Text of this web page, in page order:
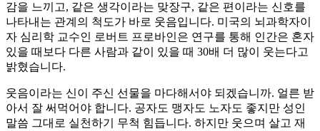
감을 느끼고, 같은 생각이라는 맞장구, 같은 편이라는 신호를
나타내는 관계의 척도가 바로 웃음입니다. 미국의 뇌과학자이
자 심리학 교수인 로버트 프로바인은 연구를 통해 인간은 혼자
있을 때보다 다른 사람과 같이 있을 때 30배 더 많이 웃는다고
밝혔습니다.
웃음이라는 신이 주신 선물을 마다해서야 되겠습니까. 얼른 받
아서 잘 써먹어야 합니다. 공자도 맹자도 노자도 좋지만 성인
말씀 그대로 실천하기 무척 힘듭니다. 하지만 웃으며 살고 재